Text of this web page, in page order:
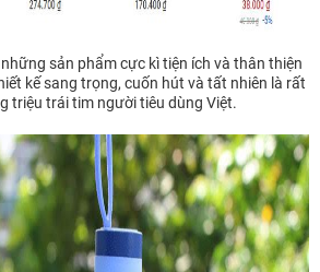
sản phẩm cực kì tiện ích và thân thiện
kế sang trọng, cuốn hút và tất nhiên là rất
triệu trái tim người tiêu dùng Việt.